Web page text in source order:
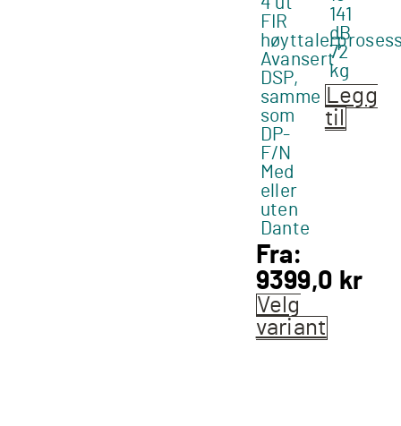
FIR
Avansert
DSP,
samme
som
DP-
F/N
Med
eller
uten
Dante
Fra:
9399,0 kr
Velg
variant
141
dB
72
kg
Legg
til